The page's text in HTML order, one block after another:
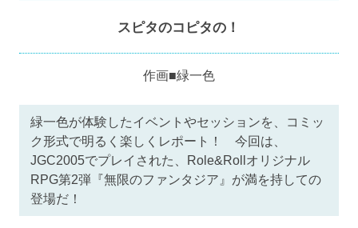
スピタのコピタの！
作画■緑一色
緑一色が体験したイベントやセッションを、コミッ
ク形式で明るく楽しくレポート！ 今回は、
JGC2005でプレイされた、Role&Rollオリジナル
RPG第2弾『無限のファンタジア』が満を持しての
登場だ！